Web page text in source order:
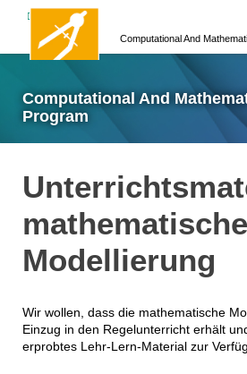
Computational And
Program
Modellierung
Wir wollen, dass die mathematische
Einzug in den Regelunterricht erhält
erprobtes Lehr-Lern-Material zur